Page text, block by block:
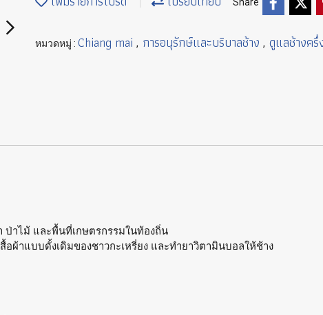
Share
หมวดหมู่ : Chiang mai , การอนุรักษ์และบริบาลช้าง , ดูแลช้างครึ่
ป่าไม้ และพื้นที่เกษตรกรรมในท้องถิ่น
อผ้าแบบดั้งเดิมของชาวกะเหรี่ยง และทำยาวิตามินบอลให้ช้าง